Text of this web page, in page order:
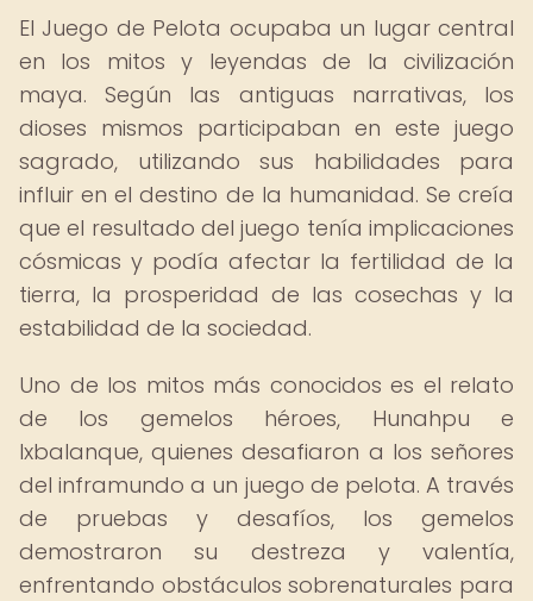
El Juego de Pelota ocupaba un lugar central
en los mitos y leyendas de la civilización
maya. Según las antiguas narrativas, los
dioses mismos participaban en este juego
sagrado, utilizando sus habilidades para
influir en el destino de la humanidad. Se creía
que el resultado del juego tenía implicaciones
cósmicas y podía afectar la fertilidad de la
tierra, la prosperidad de las cosechas y la
estabilidad de la sociedad.
Uno de los mitos más conocidos es el relato
de los gemelos héroes, Hunahpu e
Ixbalanque, quienes desafiaron a los señores
del inframundo a un juego de pelota. A través
de pruebas y desafíos, los gemelos
demostraron su destreza y valentía,
enfrentando obstáculos sobrenaturales para